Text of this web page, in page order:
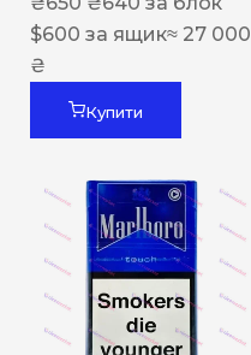
$600 за ящик≈ 27 000
₴
Купити